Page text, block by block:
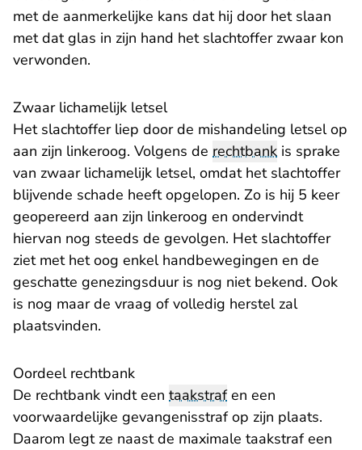
met de aanmerkelijke kans dat hij door het slaan
met dat glas in zijn hand het slachtoffer zwaar kon
verwonden.
Zwaar lichamelijk letsel
Het slachtoffer liep door de mishandeling letsel op
aan zijn linkeroog. Volgens de rechtbank is sprake
van zwaar lichamelijk letsel, omdat het slachtoffer
blijvende schade heeft opgelopen. Zo is hij 5 keer
geopereerd aan zijn linkeroog en ondervindt
hiervan nog steeds de gevolgen. Het slachtoffer
ziet met het oog enkel handbewegingen en de
geschatte genezingsduur is nog niet bekend. Ook
is nog maar de vraag of volledig herstel zal
plaatsvinden.
Oordeel rechtbank
De rechtbank vindt een taakstrafen een
voorwaardelijke gevangenisstraf op zijn plaats.
Daarom legt ze naast de maximale taakstraf een